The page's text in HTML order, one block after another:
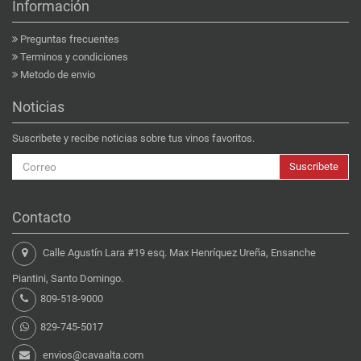
Información
Preguntas frecuentes
Terminos y condiciones
Metodo de envio
Noticias
Suscribete y recibe noticias sobre tus vinos favoritos.
Suscribete
Contacto
Calle Agustín Lara #19 esq. Max Henríquez Ureña, Ensanche
Piantini, Santo Domingo.
809-518-9000
829-745-5017
envios@cavaalta.com